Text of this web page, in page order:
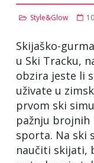
Style&Glow
Skijaško-
u Ski Tracku,
obzira jeste li
uživate u
prvom ski
pažnju
sporta. Na ski
naučiti skijati,